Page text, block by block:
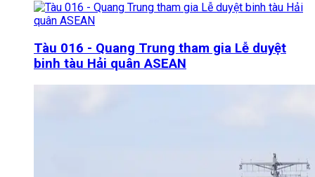
Tàu 016 - Quang Trung tham gia Lễ duyệt
binh tàu Hải quân ASEAN